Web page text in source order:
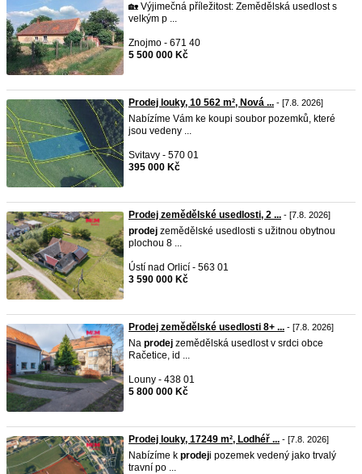
🏡 Výjimečná příležitost: Zemědělská usedlost s
velkým p ...
Znojmo - 671 40
5 500 000 Kč
Prodej louky, 10 562 m², Nová ... - [7.8. 2026]
Nabízíme Vám ke koupi soubor pozemků, které
jsou vedeny ...
Svitavy - 570 01
395 000 Kč
Prodej zemědělské usedlosti, 2 ... - [7.8. 2026]
prodej zemědělské usedlosti s užitnou obytnou
plochou 8 ...
Ústí nad Orlicí - 563 01
3 590 000 Kč
Prodej zemědělské usedlosti 8+ ... - [7.8. 2026]
Na prodej zemědělská usedlost v srdci obce
Račetice, id ...
Louny - 438 01
5 800 000 Kč
Prodej louky, 17249 m², Lodhéř ... - [7.8. 2026]
Nabízíme k prodeji pozemek vedený jako trvalý
travní po ...